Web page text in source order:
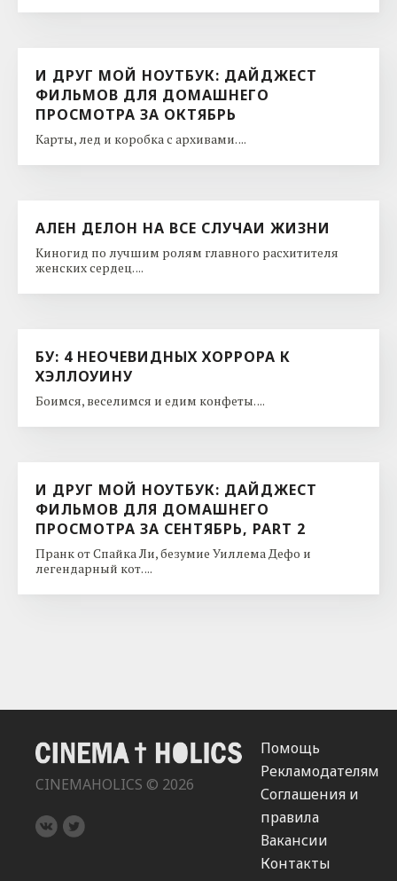
И ДРУГ МОЙ НОУТБУК: ДАЙДЖЕСТ
ФИЛЬМОВ ДЛЯ ДОМАШНЕГО
ПРОСМОТРА ЗА ОКТЯБРЬ
Карты, лед и коробка с архивами. ...
АЛЕН ДЕЛОН НА ВСЕ СЛУЧАИ ЖИЗНИ
Киногид по лучшим ролям главного расхитителя
женских сердец. ...
БУ: 4 НЕОЧЕВИДНЫХ ХОРРОРА К
ХЭЛЛОУИНУ
Боимся, веселимся и едим конфеты. ...
И ДРУГ МОЙ НОУТБУК: ДАЙДЖЕСТ
ФИЛЬМОВ ДЛЯ ДОМАШНЕГО
ПРОСМОТРА ЗА СЕНТЯБРЬ, PART 2
Пранк от Спайка Ли, безумие Уиллема Дефо и
легендарный кот. ...
CINEMAHOLICS © 2026
Помощь
Рекламодателям
Соглашения и
правила
Вакансии
Контакты